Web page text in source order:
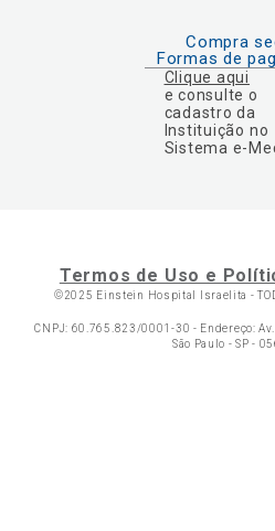
Compra
Formas de
Clique aqui
e consulte o
cadastro da
Instituição no
Sistema e-
Termos de Uso e
©2025 Einstein Hospital Israelita -
CNPJ: 60.765.823/0001-30 - Endereço:
São Paulo - SP -